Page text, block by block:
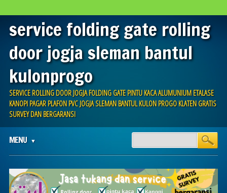
service folding gate rolling
door jogja sleman bantul
kulonprogo
SERVICE ROLLING DOOR JOGJA FOLDING GATE PINTU KACA ALUMUNIUM ETALASE
KANOPI PAGAR PLAFON PVC JOGJA SLEMAN BANTUL KULON PROGO KLATEN GRATIS
SURVEY DAN BERGARANSI
Main menu
content
MENU